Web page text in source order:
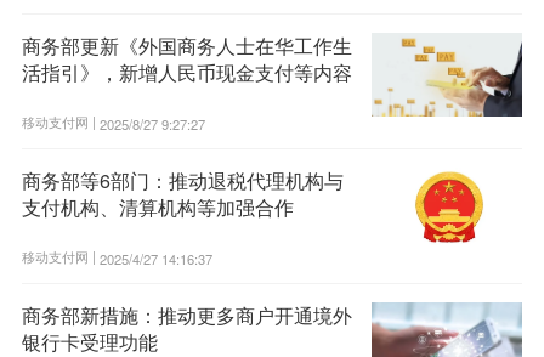
商务部更新《外国商务人士在华工作生
活指引》，新增人民币现金支付等内容
移动支付网 | 2025/8/27 9:27:27
商务部等6部门：推动退税代理机构与
支付机构、清算机构等加强合作
移动支付网 | 2025/4/27 14:16:37
商务部新措施：推动更多商户开通境外
银行卡受理功能